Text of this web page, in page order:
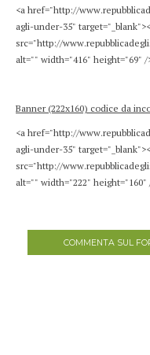
<a href="http://
agli-under-35"
src="http://
alt="" width="416" height="69" /
Banner (222x160) codice da
<a href="http://
agli-under-35"
src="http://
alt="" width="222" height="160"
COMMENTA SUL